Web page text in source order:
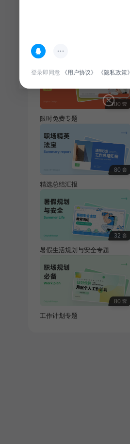
热门专题
100 套
限时免费专题
80 套
精选总结汇报
32 套
暑假生活规划与安全专题
80 套
工作计划专题
登录即同意 《用户协议》 《隐私政策》